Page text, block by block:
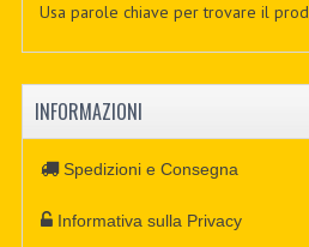
Usa parole chiave per trovare il
INFORMAZIONI
Spedizioni e Consegna
Informativa sulla Privacy